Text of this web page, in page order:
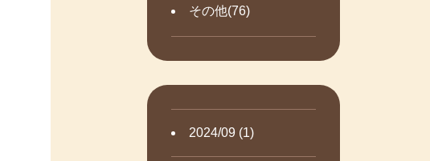
その他(76)
2024/09 (1)